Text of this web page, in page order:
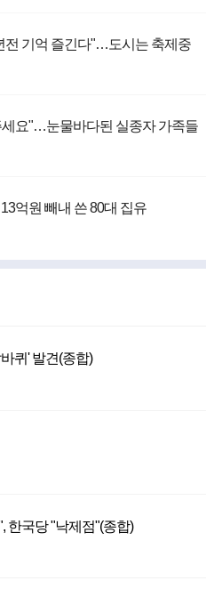
전 기억 즐긴다"…도시는 축제중
요"…눈물바다된 실종자 가족들
억원 빼내 쓴 80대 집유
퀴' 발견(종합)
한국당 "낙제점"(종합)